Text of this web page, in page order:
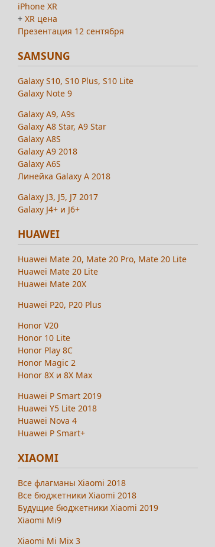
iPhone XR
+ XR цена
Презентация 12 сентября
SAMSUNG
Galaxy S10, S10 Plus, S10 Lite
Galaxy Note 9
Galaxy A9, A9s
Galaxy A8 Star, A9 Star
Galaxy A8S
Galaxy A9 2018
Galaxy A6S
Линейка Galaxy A 2018
Galaxy J3, J5, J7 2017
Galaxy J4+ и J6+
HUAWEI
Huawei Mate 20, Mate 20 Pro, Mate 20 Lite
Huawei Mate 20 Lite
Huawei Mate 20X
Huawei P20, P20 Plus
Honor V20
Honor 10 Lite
Honor Play 8C
Honor Magic 2
Honor 8X и 8X Max
Huawei P Smart 2019
Huawei Y5 Lite 2018
Huawei Nova 4
Huawei P Smart+
XIAOMI
Все флагманы Xiaomi 2018
Все бюджетники Xiaomi 2018
Будущие бюджетники Xiaomi 2019
Xiaomi Mi9
Xiaomi Mi Mix 3